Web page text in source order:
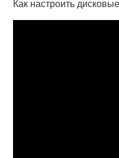
Как настроить